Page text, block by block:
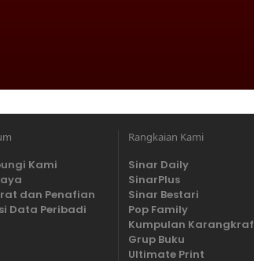
Kami
dan Penafian
Data Peribadi
Rangkaian Kami
Sinar Daily
SinarPlus
Sinar Bestari
Pop Family
Kumpulan Karangkraf
Grup Buku
Ultimate Print